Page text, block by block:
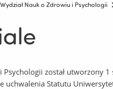
Wydział Nauk o Zdrowiu i Psychologii
Psychologii został utworzony
uchwalenia Statutu